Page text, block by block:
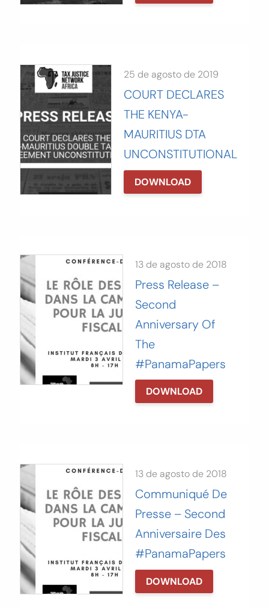
25 de agosto de 2019
COURT DECLARES
THE KENYA-
MAURITIUS DTA
UNCONSTITUTIONAL
DOWNLOAD
13 de agosto de 2018
Press Release –
Second
Anniversary Of
The
#PanamaPapers
DOWNLOAD
13 de agosto de 2018
Communiqué De
Presse – Second
Anniversaire Des
#PanamaPapers
DOWNLOAD